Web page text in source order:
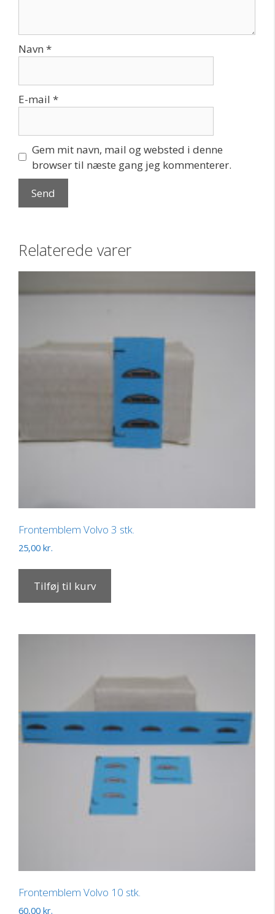
Navn *
E-mail *
Gem mit navn, mail og websted i denne
browser til næste gang jeg kommenterer.
Relaterede varer
Frontemblem Volvo 3 stk.
25,00 kr.
Tilføj til kurv
Frontemblem Volvo 10 stk.
60,00 kr.